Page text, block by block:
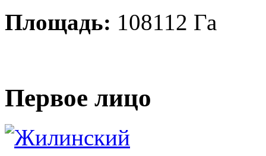
Площадь: 108112 Га
Первое лицо